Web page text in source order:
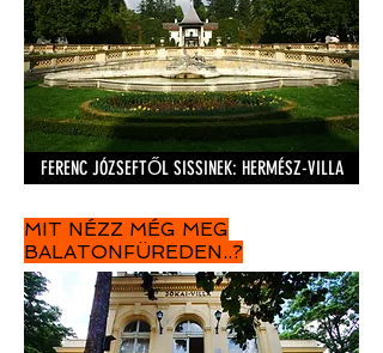
FERENC JÓZSEFTŐL SISSINEK: HERMÉSZ-VILLA
MIT NÉZZ MÉG MEG
BALATONFÜREDEN..?